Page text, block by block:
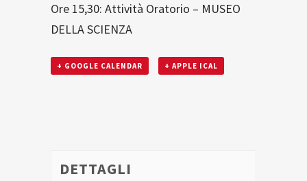
Ore 15,30: Attività Oratorio – MUSEO
DELLA SCIENZA
+ GOOGLE CALENDAR + APPLE ICAL
DETTAGLI